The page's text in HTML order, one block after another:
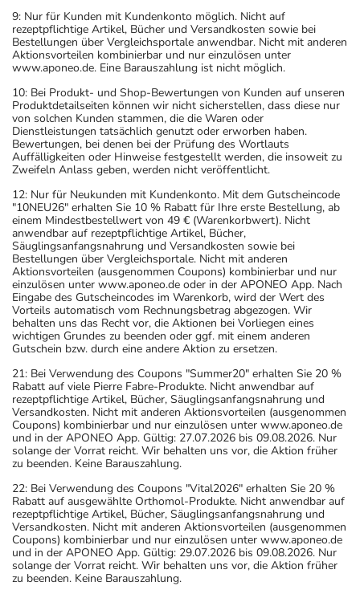
beträgt 5-8 Tage, bei Pneumocystis-carinii-Pneumonie
mindestens 14 Tage, zur Vorbeugung gegen
Wiederauftreten von Infektionen der Harnwege 3-12
Monate, bei Harnblasenentzündung der Frau einmalige
Einnahme.
Überdosierung?
Es kann zu einer Vielzahl von
Überdosierungserscheinungen kommen, unter anderem
zu Erbrechen, Durchfall, Schwindel und Kopfschmerzen.
Setzen Sie sich bei dem Verdacht auf eine Überdosierung
umgehen
Wichtige Hinweise
Was sollten Sie beachten?
- Vorsicht: Das Reaktionsvermögen kann auch bei
bestimmungsgemäßem Gebrauch beeinträchtigt sein.
Achten Sie vor allem darauf, wenn Sie am Straßenverkehr
mit denen Sie sich verletzen können.
- Die Wirkung der Anti-Baby-Pille kann durch das
Arzneimittel beeinträchtigt werden. Für die Dauer der
Einnahme sollten Sie deshalb zusätzliche Maßnahmen zur
Empfängnisverhütung treffen.
- Vermeiden Sie übermäßige UV-Strahlung, z.B. in
Solarien oder bei ausgedehnten Sonnenbädern, weil die
Haut während der Anwendung des Arzneimittels
empfindlicher reagiert.
- Das Arzneimittel darf nicht vorzeitig abgesetzt werden,
9: Nur für Kunden mit Kundenkonto möglich. Nicht auf
rezeptpflichtige Artikel, Bücher und Versandkosten sowie bei
Bestellungen über Vergleichsportale anwendbar. Nicht mit anderen
Aktionsvorteilen kombinierbar und nur einzulösen unter
www.aponeo.de. Eine Barauszahlung ist nicht möglich.
10: Bei Produkt- und Shop-Bewertungen von Kunden auf unseren
Produktdetailseiten können wir nicht sicherstellen, dass diese nur
von solchen Kunden stammen, die die Waren oder
Dienstleistungen tatsächlich genutzt oder erworben haben.
Bewertungen, bei denen bei der Prüfung des Wortlauts
Auffälligkeiten oder Hinweise festgestellt werden, die insoweit zu
Zweifeln Anlass geben, werden nicht veröffentlicht.
12: Nur für Neukunden mit Kundenkonto. Mit dem Gutscheincode
"10NEU26" erhalten Sie 10 % Rabatt für Ihre erste Bestellung, ab
einem Mindestbestellwert von 49 € (Warenkorbwert). Nicht
anwendbar auf rezeptpflichtige Artikel, Bücher,
Säuglingsanfangsnahrung und Versandkosten sowie bei
Bestellungen über Vergleichsportale. Nicht mit anderen
Aktionsvorteilen (ausgenommen Coupons) kombinierbar und nur
einzulösen unter www.aponeo.de oder in der APONEO App. Nach
Eingabe des Gutscheincodes im Warenkorb, wird der Wert des
Vorteils automatisch vom Rechnungsbetrag abgezogen. Wir
behalten uns das Recht vor, die Aktionen bei Vorliegen eines
wichtigen Grundes zu beenden oder ggf. mit einem anderen
Gutschein bzw. durch eine andere Aktion zu ersetzen.
21: Bei Verwendung des Coupons "Summer20" erhalten Sie 20 %
Rabatt auf viele Pierre Fabre-Produkte. Nicht anwendbar auf
rezeptpflichtige Artikel, Bücher, Säuglingsanfangsnahrung und
Versandkosten. Nicht mit anderen Aktionsvorteilen (ausgenommen
Coupons) kombinierbar und nur einzulösen unter www.aponeo.de
und in der APONEO App. Gültig: 27.07.2026 bis 09.08.2026. Nur
solange der Vorrat reicht. Wir behalten uns vor, die Aktion früher
zu beenden. Keine Barauszahlung.
22: Bei Verwendung des Coupons "Vital2026" erhalten Sie 20 %
Rabatt auf ausgewählte Orthomol-Produkte. Nicht anwendbar auf
rezeptpflichtige Artikel, Bücher, Säuglingsanfangsnahrung und
Versandkosten. Nicht mit anderen Aktionsvorteilen (ausgenommen
Coupons) kombinierbar und nur einzulösen unter www.aponeo.de
und in der APONEO App. Gültig: 29.07.2026 bis 09.08.2026. Nur
solange der Vorrat reicht. Wir behalten uns vor, die Aktion früher
zu beenden. Keine Barauszahlung.